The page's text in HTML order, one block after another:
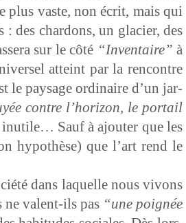
plus vaste, non écrit, mais qui
des chardons, un glac­i­er, des
sur le côté “Inven­taire” à
atteint par la ren­con­tre
le paysage ordi­naire d’un jar­
con­tre l’hori­zon, le por­tail
Sauf à ajouter que les
hypothèse) que l’art rend le
dans laque­lle nous vivons
ne valent-ils pas “une poignée